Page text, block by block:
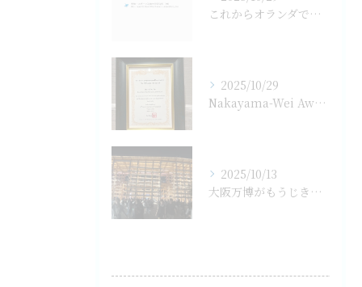
これからオランダで国際会議FLUCOME2025
2025/10/29
Nakayama-Wei Awardを受賞
2025/10/13
大阪万博がもうじき閉会10/14